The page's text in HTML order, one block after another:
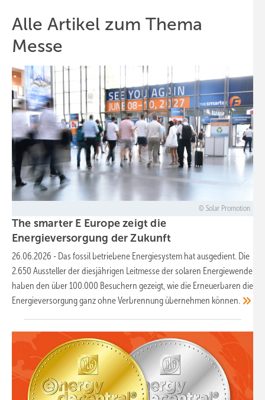
Alle Artikel zum Thema
Messe
Solar Promotion
The smarter E Europe zeigt die
Energieversorgung derZukunft
26.06.2026 - Das fossil betriebene Energiesystem hat ausgedient. Die
2.650 Aussteller der diesjährigen Leitmesse der solaren Energiewende
haben den über 100.000 Besuchern gezeigt, wie die Erneuerbaren die
Energieversorgung ganz ohne Verbrennung übernehmen können.